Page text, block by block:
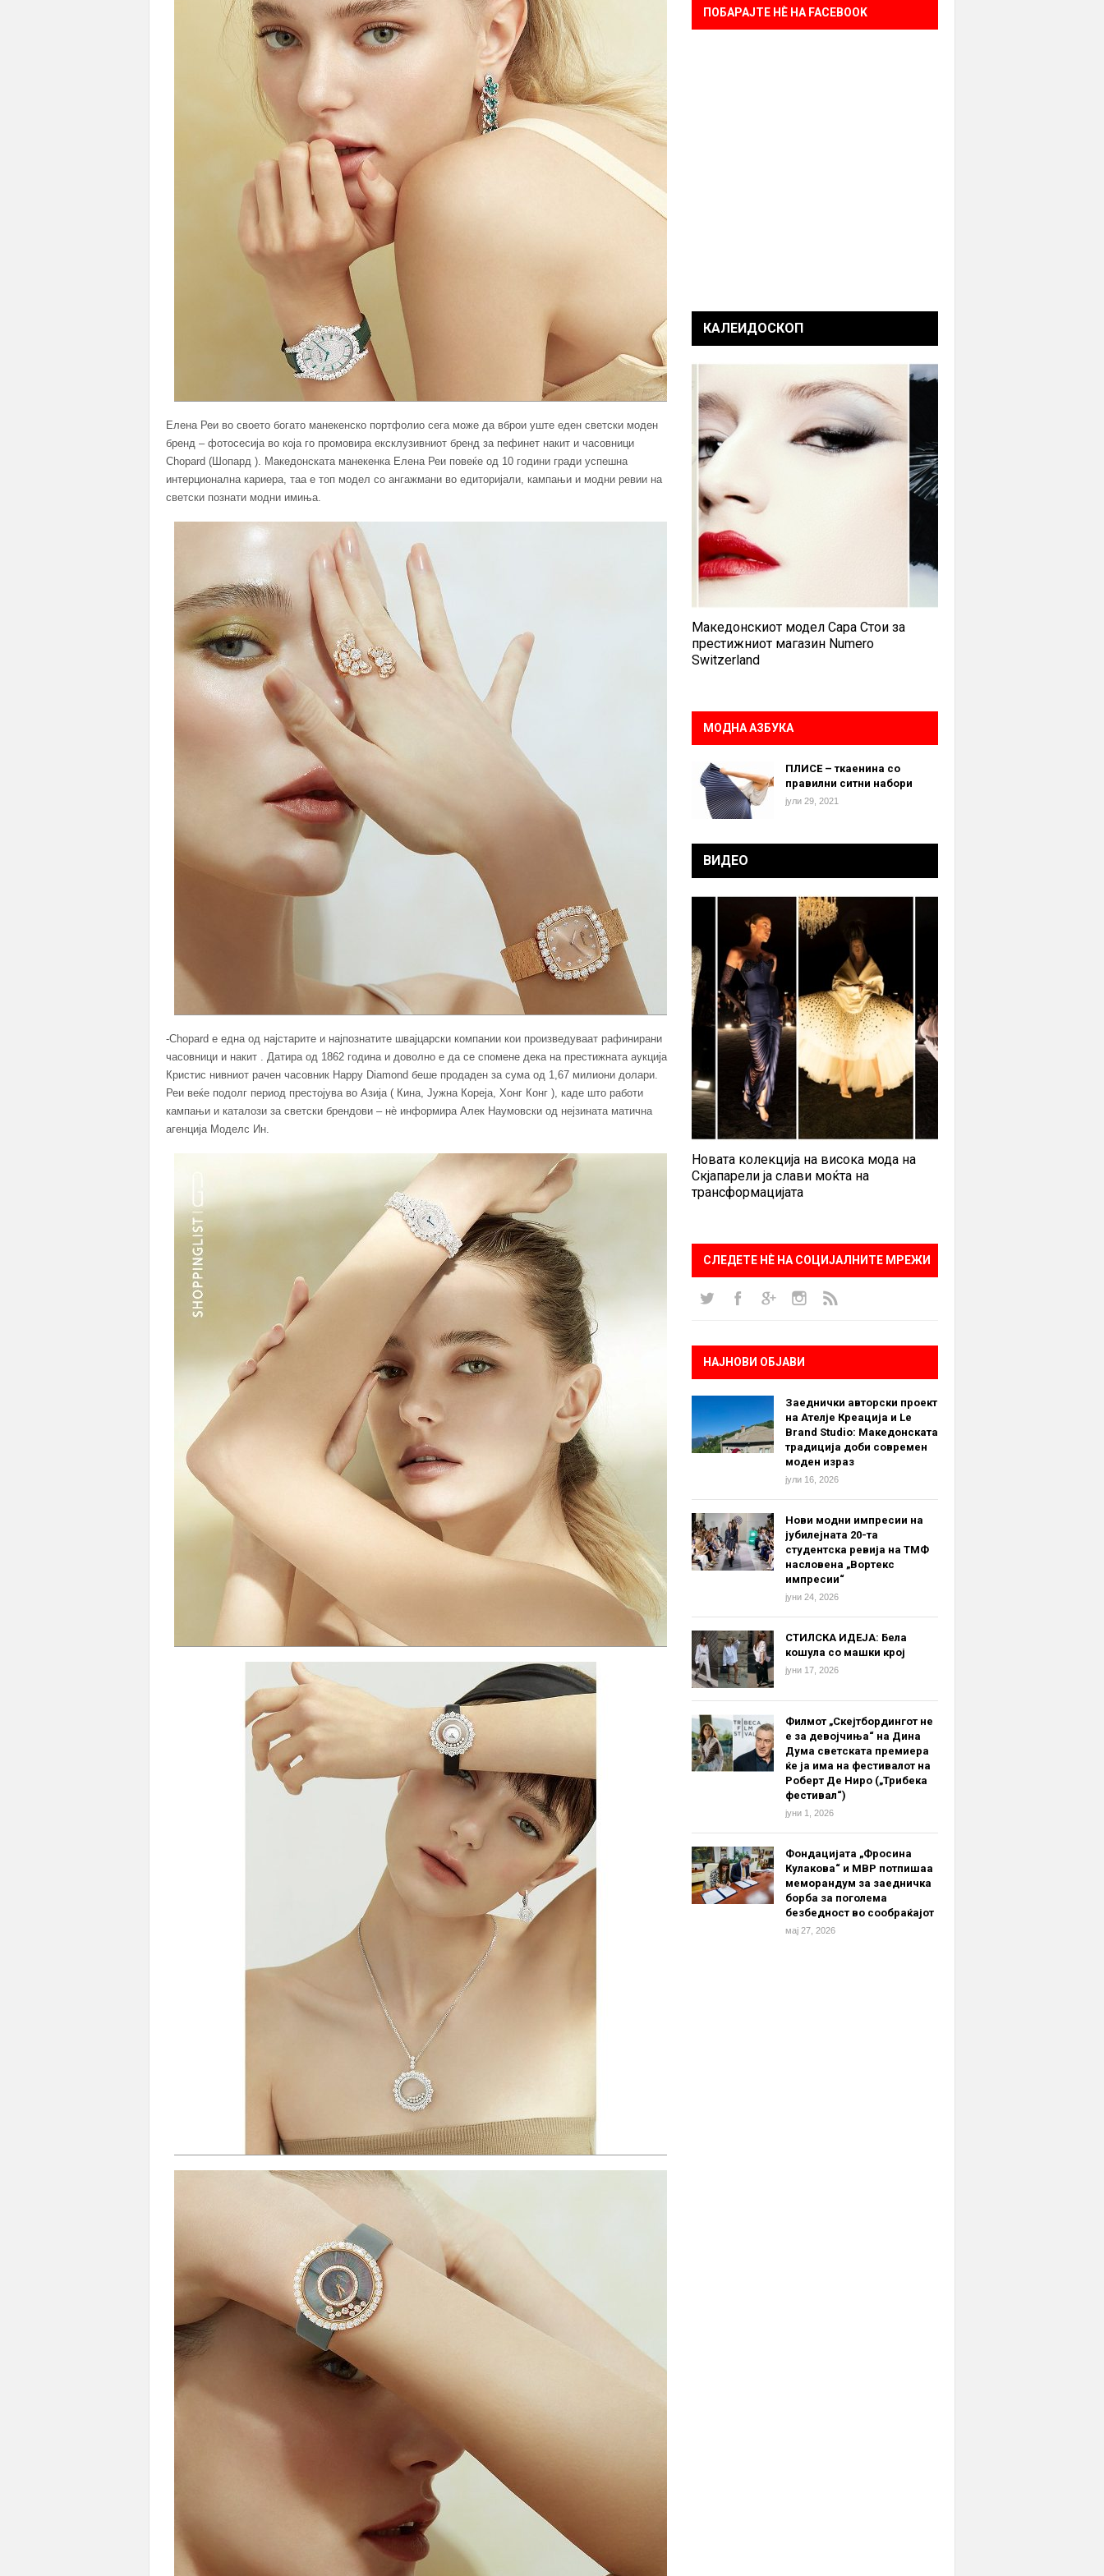
Елена Реи во своето богато манекенско портфолио сега може да вброи уште еден светски моден
бренд – фотосесија во која го промовира ексклузивниот бренд за пефинет накит и часовници
Chopard (Шопард ). Македонската манекенка Елена Реи повеќе од 10 години гради успешна
интерционална кариера, таа e топ модел со ангажмани во едиторијали, кампањи и модни ревии на
светски познати модни имиња.
-Chopard е една од најстарите и најпознатите швајцарски компании кои произведуваат рафинирани
часовници и накит . Датира од 1862 година и доволно е да се спомене дека на престижната аукција
Кристис нивниот рачен часовник Happy Diamond беше продаден за сума од 1,67 милиони долари.
Реи веќе подолг период престојува во Азија ( Кина, Јужна Кореја, Хонг Конг ), каде што работи
кампањи и каталози за светски брендови – нѐ информира Алек Наумовски од нејзината матична
агенција Моделс Ин.
ПОБАРАЈТЕ НÈ НА FACEBOOK
КАЛЕИДОСКОП
Македонскиот модел Сара Стои за
престижниот магазин Numero
Switzerland
МОДНА АЗБУКА
ПЛИСЕ – ткаенина со
правилни ситни набори
јули 29, 2021
ВИДЕО
Новата колекција на висока мода на
Скјапарели ја слави моќта на
трансформацијата
СЛЕДЕТЕ НÈ НА СОЦИЈАЛНИТЕ МРЕЖИ
НАЈНОВИ ОБЈАВИ
Заеднички авторски проект
на Ателје Креација и Le
Brand Studio: Македонската
традиција доби современ
моден израз
јули 16, 2026
Нови модни импресии на
јубилејната 20-та
студентска ревија на ТМФ
насловена „Вортекс
импресии“
јуни 24, 2026
СТИЛСКА ИДЕЈА: Бела
кошула со машки крој
јуни 17, 2026
Филмот „Скејтбордингот не
е за девојчиња“ на Дина
Дума светската премиера
ќе ја има на фестивалот на
Роберт Де Ниро („Трибека
фестивал“)
јуни 1, 2026
Фондацијата „Фросина
Кулакова“ и МВР потпишаа
меморандум за заедничка
борба за поголема
безбедност во сообраќајот
мај 27, 2026